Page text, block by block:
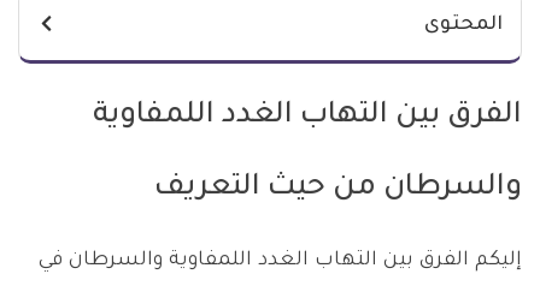
المحتوى
الفرق بين التهاب الغدد اللمفاوية
والسرطان من حيث التعريف
إليكم الفرق بين التهاب الغدد اللمفاوية والسرطان في